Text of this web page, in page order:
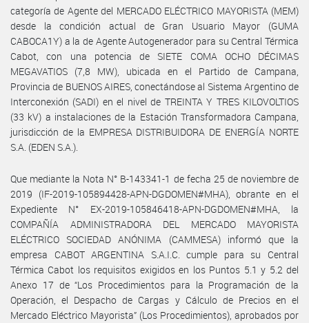
categoría de Agente del MERCADO ELÉCTRICO MAYORISTA (MEM)
desde la condición actual de Gran Usuario Mayor (GUMA
CABOCA1Y) a la de Agente Autogenerador para su Central Térmica
Cabot, con una potencia de SIETE COMA OCHO DÉCIMAS
MEGAVATIOS (7,8 MW), ubicada en el Partido de Campana,
Provincia de BUENOS AIRES, conectándose al Sistema Argentino de
Interconexión (SADI) en el nivel de TREINTA Y TRES KILOVOLTIOS
(33 kV) a instalaciones de la Estación Transformadora Campana,
jurisdicción de la EMPRESA DISTRIBUIDORA DE ENERGÍA NORTE
S.A. (EDEN S.A.).
Que mediante la Nota N° B-143341-1 de fecha 25 de noviembre de
2019 (IF-2019-105894428-APN-DGDOMEN#MHA), obrante en el
Expediente N° EX-2019-105846418-APN-DGDOMEN#MHA, la
COMPAÑÍA ADMINISTRADORA DEL MERCADO MAYORISTA
ELÉCTRICO SOCIEDAD ANÓNIMA (CAMMESA) informó que la
empresa CABOT ARGENTINA S.A.I.C. cumple para su Central
Térmica Cabot los requisitos exigidos en los Puntos 5.1 y 5.2 del
Anexo 17 de “Los Procedimientos para la Programación de la
Operación, el Despacho de Cargas y Cálculo de Precios en el
Mercado Eléctrico Mayorista” (Los Procedimientos), aprobados por